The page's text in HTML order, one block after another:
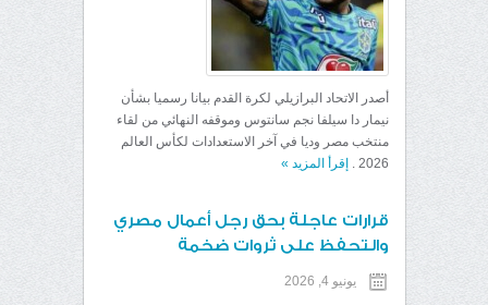
أصدر الاتحاد البرازيلي لكرة القدم بيانا رسميا بشأن
نيمار دا سيلفا نجم سانتوس وموقفه النهائي من لقاء
منتخب مصر وديا في آخر الاستعدادات لكأس العالم
2026 .
إقرأ المزيد »
قرارات عاجلة بحق رجل أعمال مصري
والتحفظ على ثروات ضخمة
يونيو 4, 2026